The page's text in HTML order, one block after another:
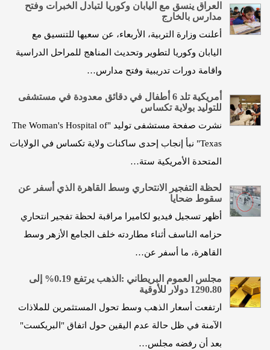
العراق ينسق مع اليابان وكوريا لتبادل الخبرات وفتح
مدارس بالخارج
أعلنت وزارة التربية، الأربعاء، عن سعيها للتنسيق مع
اليابان وكوريا لتطوير وتحديث المناهج للمراحل الدراسية
واقامة دورات تدريبية وفتح مدارس…
أمريكية تلد 6 أطفال في دقائق معدودة في مستشفى
للتوليد بولاية تكساس
نشرت صفحة مستشفى توليد "The Woman's Hospital of
Texas‎" نبأ إنجاب إحدى ساكنات ولاية تكساس في الولايات
المتحدة الأمريكية ستة…
لحظة التفجير الانتحاري وسط القاهرة الذي أسفر عن
سقوط ضحايا
أظهر تسجيل فيديو لكاميرا مراقبة لحظة تفجير انتحاري
حزامه الناسف أثناء مطاردته خلف الجامع الأزهر وسط
القاهرة، ما أسفر عن…
مجلس العموم البريطاني :الذهب يرتفع 0.19% إلى
1290.80 دولار للأوقية
ارتفعت أسعار الذهب وسط تحول المستثمرين للملاذات
الآمنة في ظل حالة عدم اليقين حول اتفاق "البريكست"
بعد أن رفضه مجلس…